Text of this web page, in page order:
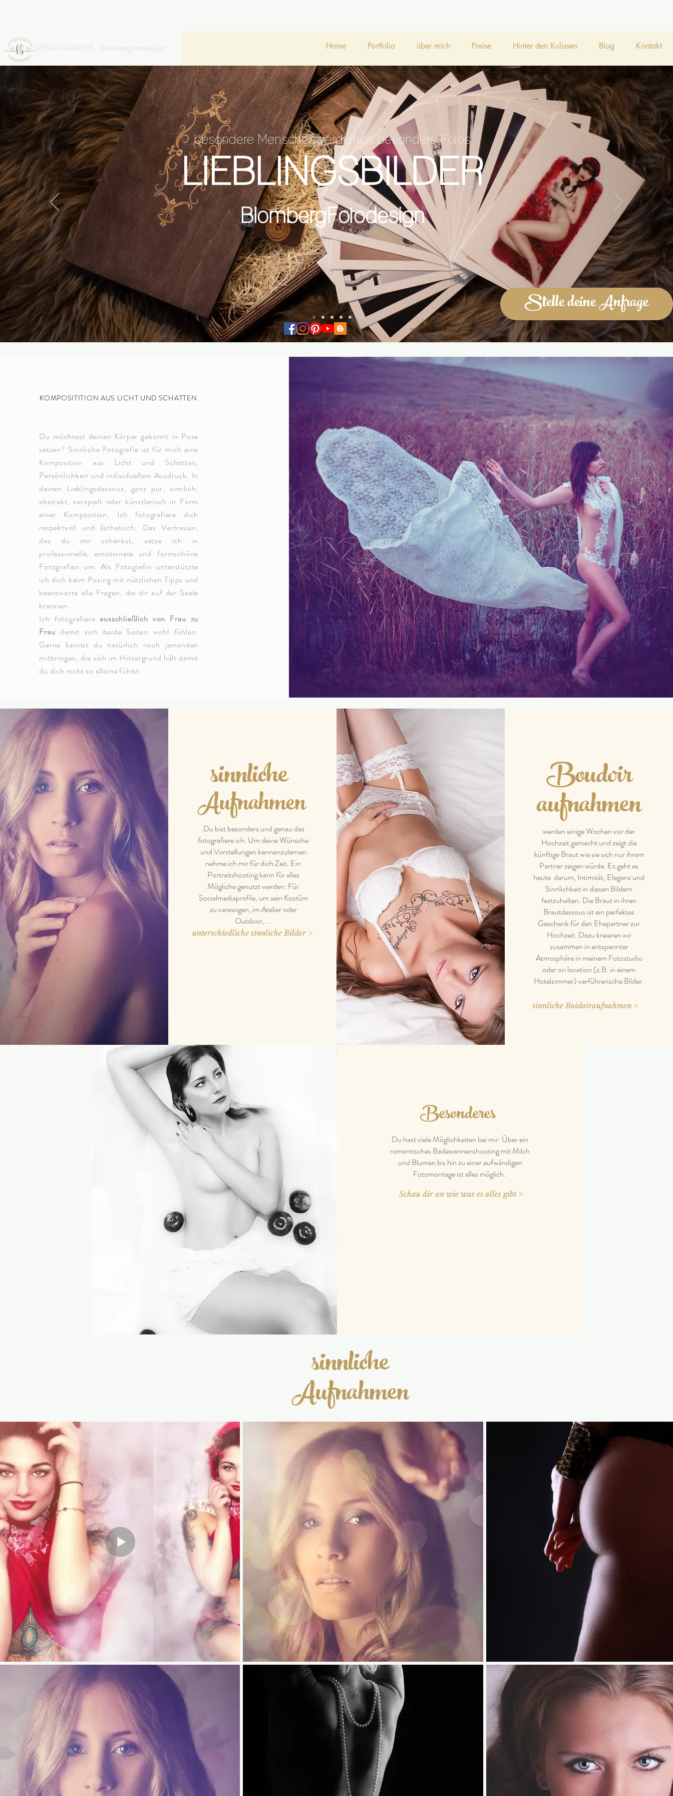
LIEBLINGSBILDER - BlombergFotodesign Home Portfolio über mich Preise Hinter den Kulissen Blog Kontakt
LIEBLINGSBILDER
BlombergFotodesign
besondere Menschen verdienen besondere Fotos
Stelle deine Anfrage
KOMPOSITITION AUS LICHT UND SCHATTEN
Du möchtest deinen Körper gekonnt in Pose
setzen? Sinnliche Fotografie ist für mich eine
Komposition aus Licht und Schatten,
Persönlichkeit und individuellem Ausdruck. In
deinen Lieblingsdessous, ganz pur, sinnlich,
abstrakt, verspielt oder künstlerisch in Form
einer Komposition. Ich fotografiere dich
respektvoll und ästhetisch. Das Vertrauen,
das du mir schenkst, setze ich in
professionelle, emotionale und formschöne
Fotografien um. Als Fotografin unterstützte
ich dich beim Posing mit nützlichen Tipps und
beantworte alle Fragen, die dir auf der Seele
brennen.
Ich fotografiereausschließlich von Frau zu
Frau damit sich beide Seiten wohl fühlen.
Gerne kannst du natürlich noch jemanden
mitbringen, die sich im Hintergrund hält damit
du dich nicht so alleine fühlst.
sinnliche
Aufnahmen
Du bist besonders und genau das
fotografiere ich. Um deine Wünsche
und Vorstellungen kennenzulernen
nehme ich mir für dich Zeit. Ein
Portraitshooting kann für alles
Mögliche genutzt werden: Für
Socialmediaprofile, um sein Kostüm
zu verewigen, im Atelier oder
Outdoor, ...
unterschiedliche sinnliche Bilder >
Boudoir
aufnahmen
werden einige Wochen vor der
Hochzeit gemacht und zeigt die
künftige Braut wie sie sich nur ihrem
Partner zeigen würde. Es geht es
heute darum, Intimität, Eleganz und
Sinnlichkeit in diesen Bildern
festzuhalten. Die Braut in ihren
Brautdessous ist ein perfektes
Geschenk für den Ehepartner zur
Hochzeit. Dazu kreieren wir
zusammen in entspannter
Atmosphäre in meinem Fotostudio
oder on location (z.B. in einem
Hotelzimmer) verführerische Bilder.
sinnliche Boidoiraufnahmen >
Besonderes
Du hast viele Möglichkeiten bei mir: Über ein
romantisches Badewannenshooting mit Milch
und Blumen bis hin zu einer aufwändigen
Fotomontage ist alles möglich.
Schau dir an wie was es alles gibt >
sinnliche
Aufnahmen